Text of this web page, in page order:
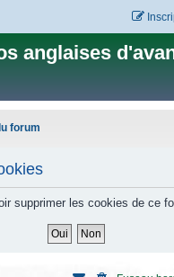
anglaises
forum
supprimer les cookies de ce